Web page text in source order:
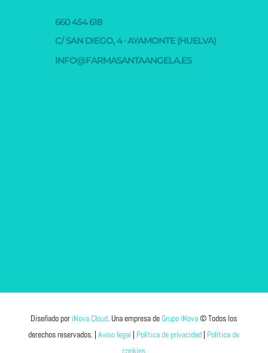
660 454 618
C/ SAN DIEGO, 4 · AYAMONTE (HUELVA)
INFO@FARMASANTAANGELA.ES
Diseñado por iNova Cloud. Una empresa de Grupo iNova©Todos los
derechos reservados. |Aviso legal | Política de privacidad | Política de
cookies